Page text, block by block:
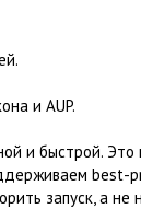
и AUP.
и быстрой. Это
best-
запуск, а не